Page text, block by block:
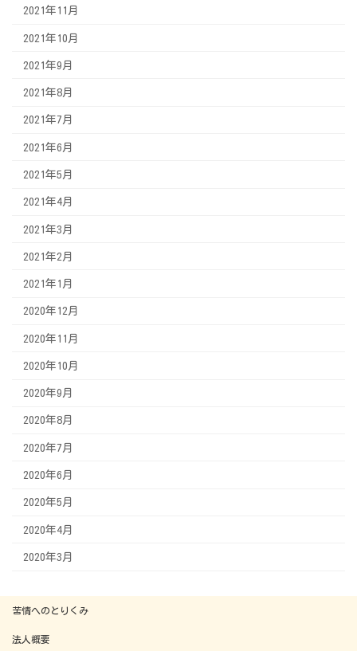
2021年11月
2021年10月
2021年9月
2021年8月
2021年7月
2021年6月
2021年5月
2021年4月
2021年3月
2021年2月
2021年1月
2020年12月
2020年11月
2020年10月
2020年9月
2020年8月
2020年7月
2020年6月
2020年5月
2020年4月
2020年3月
苦情へのとりくみ
法人概要